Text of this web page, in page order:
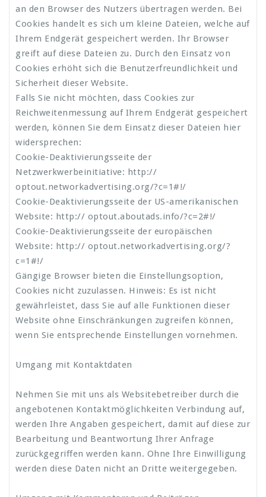
an den Browser des Nutzers übertragen werden. Bei
Cookies handelt es sich um kleine Dateien, welche auf
Ihrem Endgerät gespeichert werden. Ihr Browser
greift auf diese Dateien zu. Durch den Einsatz von
Cookies erhöht sich die Benutzerfreundlichkeit und
Sicherheit dieser Website.
Falls Sie nicht möchten, dass Cookies zur
Reichweitenmessung auf Ihrem Endgerät gespeichert
werden, können Sie dem Einsatz dieser Dateien hier
widersprechen:
Cookie-Deaktivierungsseite der
Netzwerkwerbeinitiative: http://
optout.networkadvertising.org/?c=1#!/
Cookie-Deaktivierungsseite der US-amerikanischen
Website: http:// optout.aboutads.info/?c=2#!/
Cookie-Deaktivierungsseite der europäischen
Website: http:// optout.networkadvertising.org/?
c=1#!/
Gängige Browser bieten die Einstellungsoption,
Cookies nicht zuzulassen. Hinweis: Es ist nicht
gewährleistet, dass Sie auf alle Funktionen dieser
Website ohne Einschränkungen zugreifen können,
wenn Sie entsprechende Einstellungen vornehmen.
Umgang mit Kontaktdaten
Nehmen Sie mit uns als Websitebetreiber durch die
angebotenen Kontaktmöglichkeiten Verbindung auf,
werden Ihre Angaben gespeichert, damit auf diese zur
Bearbeitung und Beantwortung Ihrer Anfrage
zurückgegriffen werden kann. Ohne Ihre Einwilligung
werden diese Daten nicht an Dritte weitergegeben.